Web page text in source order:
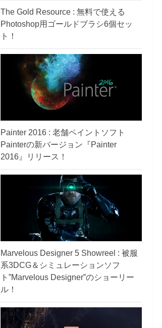
The Gold Resource : 無料で使える
Photoshop用ゴールドブラシ6個セッ
ト！
Painter 2016 : 老舗ペイントソフト
Painterの新バージョン『Painter
2016』リリース！
Marvelous Designer 5 Showreel : 被服
系3DCG＆シミュレーションソフ
ト”Marvelous Designer”のショーリー
ル！